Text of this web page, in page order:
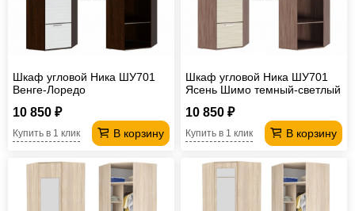
Шкаф угловой Ника ШУ701
Венге-Лоредо
10 850 ₽
В корзину
Купить в 1 клик
Шкаф угловой Ника ШУ701
Ясень Шимо темный-светлый
10 850 ₽
В корзину
Купить в 1 клик